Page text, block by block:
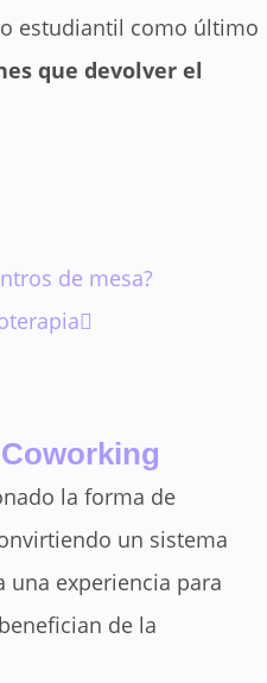
estudiantil como último
que devolver el
de mesa?
Siguiente
la forma de
un sistema
una experiencia para
de la